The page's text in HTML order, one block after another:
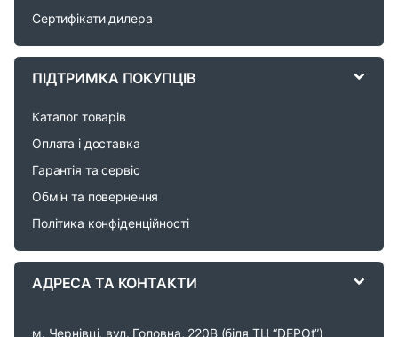
C
Сертифікати дилера
ПІДТРИМКА ПОКУПЦІВ
Каталог товарів
Оплата і доставка
Гарантія та сервіс
Обмін та повернення
Політика конфіденційності
АДРЕСА ТА КОНТАКТИ
м. Чернівці, вул. Головна, 220В (біля ТЦ “DEPOt”)